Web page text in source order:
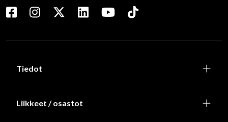
Tiedot
Liikkeet / osastot